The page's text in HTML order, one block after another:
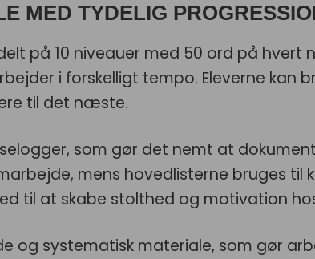
MED TYDELIG
på 10 niveauer med 50 ord på hvert
i forskelligt tempo. Eleverne
til det næste.
som gør det nemt at
mens hovedlisterne bruges
til at skabe stolthed og motivation
og systematisk materiale, som gør